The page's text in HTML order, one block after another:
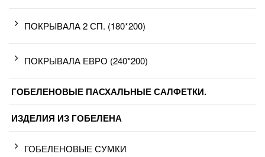
ПОКРЫВАЛА 2 СП. (180*200)
ПОКРЫВАЛА ЕВРО (240*200)
ГОБЕЛЕНОВЫЕ ПАСХАЛЬНЫЕ САЛФЕТКИ.
ИЗДЕЛИЯ ИЗ ГОБЕЛЕНА
ГОБЕЛЕНОВЫЕ СУМКИ